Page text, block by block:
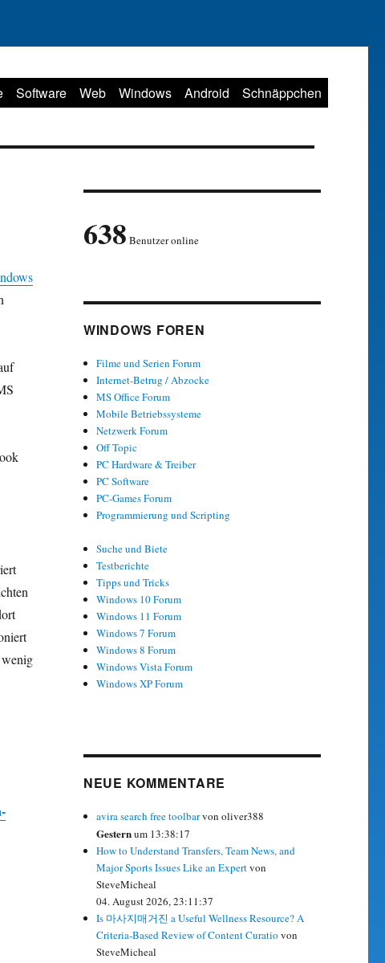
Software Web Windows Android Schnäppchen
638 Benutzer online
WINDOWS FOREN
Filme und Serien Forum
Internet-Betrug / Abzocke
MS Office Forum
Mobile Betriebssysteme
Netzwerk Forum
Off Topic
PC Hardware & Treiber
PC Software
PC-Games Forum
Programmierung und Scripting
Suche und Biete
Testberichte
Tipps und Tricks
Windows 10 Forum
Windows 11 Forum
Windows 7 Forum
Windows 8 Forum
Windows Vista Forum
Windows XP Forum
NEUE KOMMENTARE
avira search free toolbarvon oliver388
Gesternum 13:38:17
How to Understand Transfers, Team News, and
Major Sports Issues Like an Expertvon
SteveMicheal
04. August 2026, 23:11:37
Is 마사지매거진 a Useful Wellness Resource? A
Criteria-Based Review of Content Curatio von
SteveMicheal